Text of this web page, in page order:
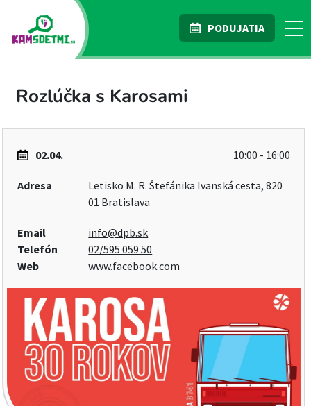
PODUJATIA
Rozlúčka s Karosami
02.04. 10:00 - 16:00
Adresa
Letisko M. R. Štefánika Ivanská cesta, 820
01 Bratislava
Email
info@dpb.sk
Telefón
02/595 059 50
Web
www.facebook.com